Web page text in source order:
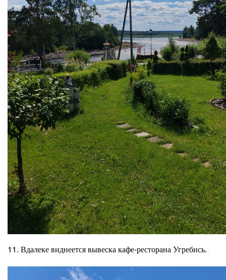
11. Вдалеке виднеется вывеска кафе-ресторана Угребись.